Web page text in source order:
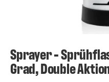
Sprayer -
Grad, Double